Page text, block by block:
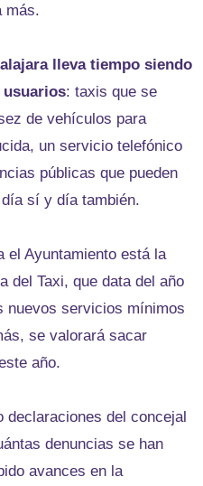
más.
lleva tiempo siendo
usuarios: taxis que se
de vehículos para
un servicio telefónico
públicas que pueden
sí y día también.
el Ayuntamiento está la
del Taxi, que data del año
nuevos servicios mínimos
se valorará sacar
año.
declaraciones del concejal
denuncias se han
avances en la